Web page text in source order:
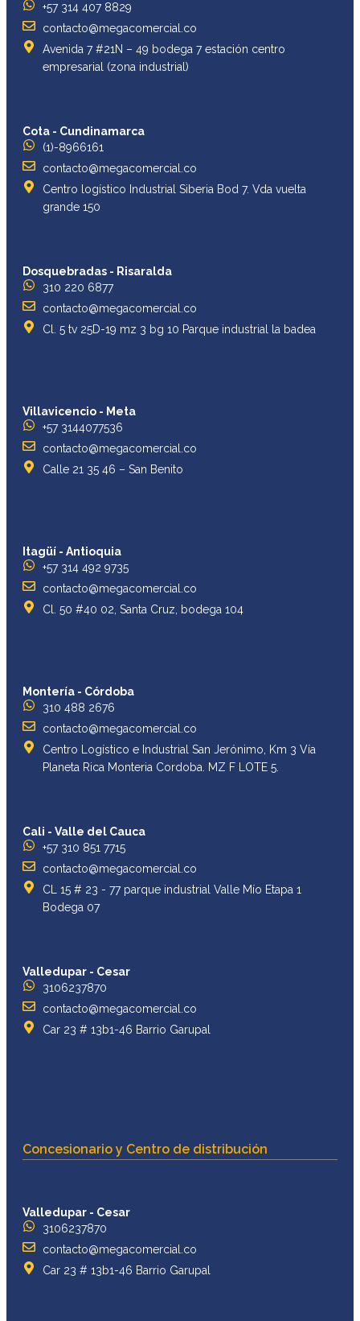
+57 314 407 8829
contacto@megacomercial.co
Avenida 7 #21N – 49 bodega 7 estación centro
empresarial (zona industrial)
Cota - Cundinamarca
(1)-8966161
contacto@megacomercial.co
Centro logístico Industrial Siberia Bod 7. Vda vuelta
grande 150
Dosquebradas - Risaralda
310 220 6877
contacto@megacomercial.co
Cl. 5 tv 25D-19 mz 3 bg 10 Parque industrial la badea
Villavicencio - Meta
+57 3144077536
contacto@megacomercial.co
Calle 21 35 46 – San Benito
Itagüí - Antioquia
+57 314 492 9735
contacto@megacomercial.co
Cl. 50 #40 02, Santa Cruz, bodega 104
Montería - Córdoba
310 488 2676
contacto@megacomercial.co
Centro Logístico e Industrial San Jerónimo, Km 3 Vía
Planeta Rica Monteria Cordoba. MZ F LOTE 5.
Cali - Valle del Cauca
+57 310 851 7715
contacto@megacomercial.co
CL 15 # 23 - 77 parque industrial Valle Mío Etapa 1
Bodega 07
Valledupar - Cesar
3106237870
contacto@megacomercial.co
Car 23 # 13b1-46 Barrio Garupal
Concesionario y Centro de distribución
Valledupar - Cesar
3106237870
contacto@megacomercial.co
Car 23 # 13b1-46 Barrio Garupal